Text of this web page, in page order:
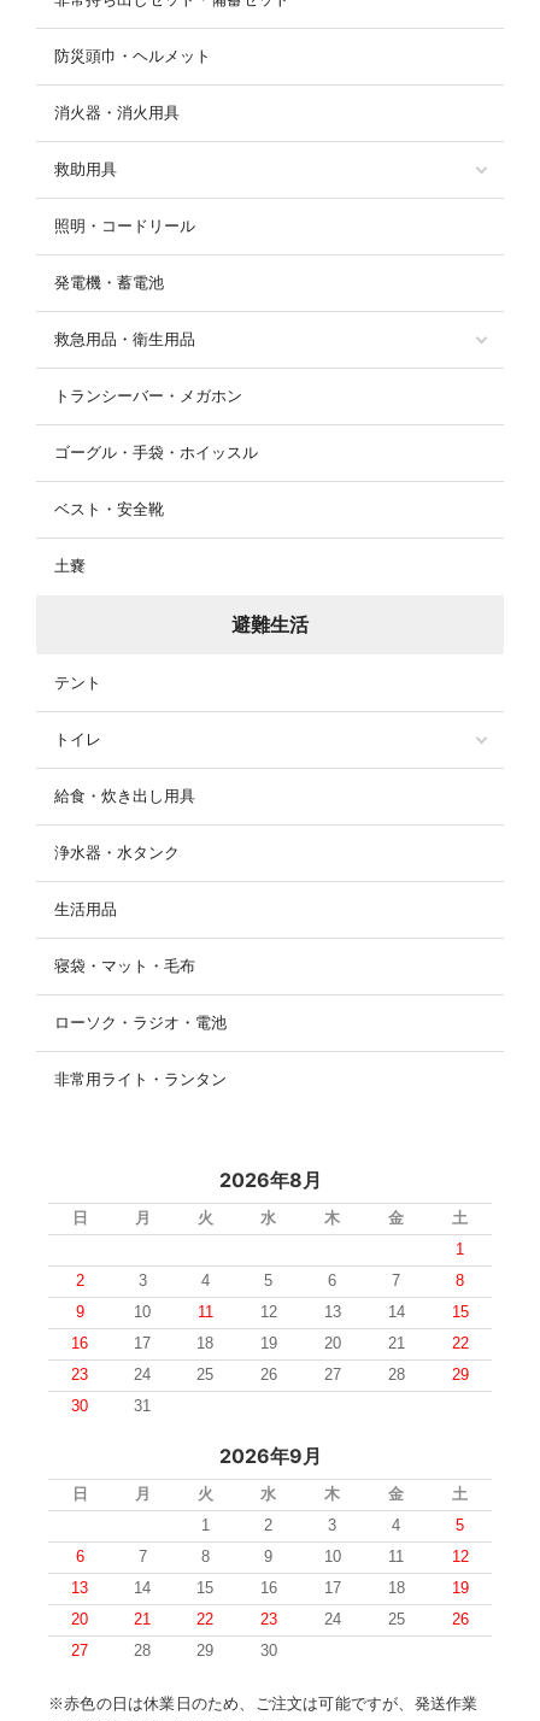
防災頭巾・ヘルメット
消火器・消火用具
救助用具
照明・コードリール
発電機・蓄電池
救急用品・衛生用品
トランシーバー・メガホン
ゴーグル・手袋・ホイッスル
ベスト・安全靴
土嚢
避難生活
テント
トイレ
給食・炊き出し用具
浄水器・水タンク
生活用品
寝袋・マット・毛布
ローソク・ラジオ・電池
非常用ライト・ランタン
2026年8月
日 月 火 水 木 金
土
1
2
3 4 5 6 7
8
9
10 11 12 13 14
15
16
17 18 19 20 21
22
23
24 25 26 27 28
29
30
31
2026年9月
日 月 火 水 木 金
土
1
2 3 4
5
6
7 8 9 10 11
12
13
14 15 16 17 18
19
20
21 22 23 24 25
26
27
28 29 30
※赤色の日は休業日のため、ご注文は可能ですが、発送作業